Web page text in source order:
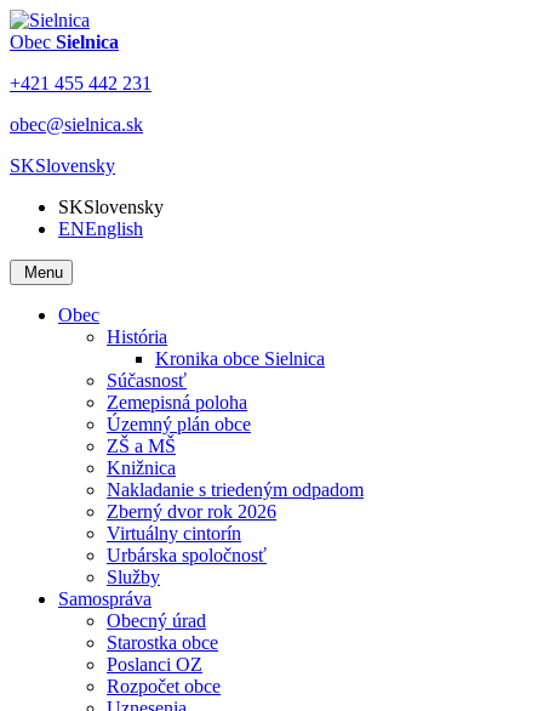
Obec Sielnica
+421 455 442 231
obec@sielnica.sk
SKSlovensky
SKSlovensky
ENEnglish
Menu
Obec
História
Kronika obce Sielnica
Súčasnosť
Zemepisná poloha
Územný plán obce
ZŠ a MŠ
Knižnica
Nakladanie s triedeným odpadom
Zberný dvor rok 2026
Virtuálny cintorín
Urbárska spoločnosť
Služby
Samospráva
Obecný úrad
Starostka obce
Poslanci OZ
Rozpočet obce